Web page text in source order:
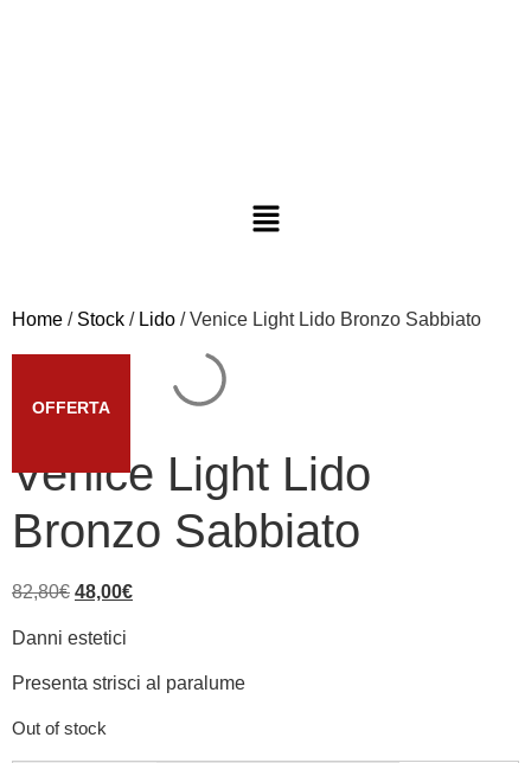
Home / Stock / Lido / Venice Light Lido Bronzo Sabbiato
OFFERTA
Venice Light Lido
Bronzo Sabbiato
82,80€ 48,00€
Danni estetici
Presenta strisci al paralume
Out of stock